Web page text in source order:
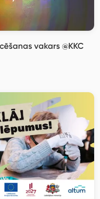
vakars @KKC